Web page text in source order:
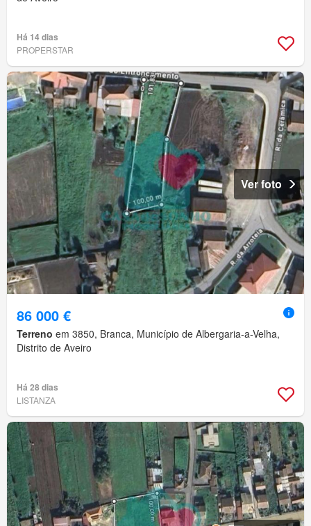
Há 14 dias
PROPERSTAR
Ver foto
86 000 €
Terreno em 3850, Branca, Município de Albergaria-a-Velha,
Distrito de Aveiro
Há 28 dias
LISTANZA